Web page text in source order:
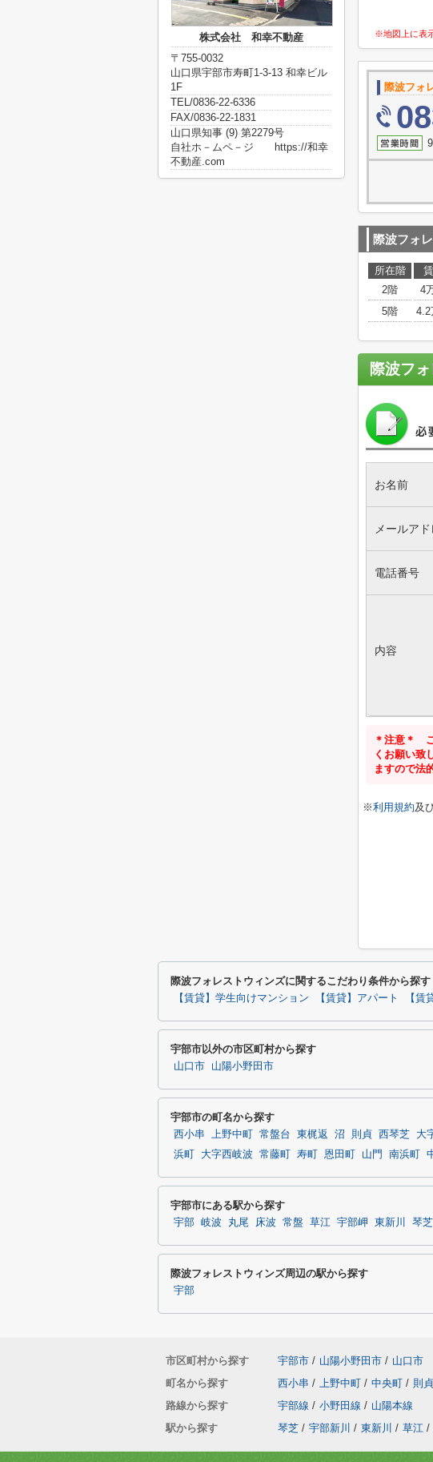
※地図上に表
際波フォ
際波フォ
所在階
2階
4
5階
4.2
際波フ
お名前
メールアド
電話番号
内容
＊注意＊
くお願い致
ますので法
※利用規約及
株式会社 和幸不動産
〒755-0032
山口県宇部市寿町1-3-13 和幸ビル
1F
TEL/0836-22-6336
FAX/0836-22-1831
山口県知事 (9) 第2279号
自社ホ－ムペ－ジ https://和幸
不動産.com
際波フォレストウィンズに関するこだわり条件から探す
【賃貸】学生向けマンション 【賃貸】アパート 【賃
宇部市以外の市区町村から探す
山口市 山陽小野田市
宇部市の町名から探す
西小串 上野中町 常盤台 東梶返 沼 則貞 西琴芝 大
浜町
大字西岐波 常藤町 寿町 恩田町 山門 南浜町
宇部市にある駅から探す
宇部 岐波 丸尾 床波 常盤 草江 宇部岬 東新川 琴芝
際波フォレストウィンズ周辺の駅から探す
宇部
市区町村から探す 宇部市 / 山陽小野田市 / 山口市
町名から探す
西小串 / 上野中町 / 中央町 / 則貞
路線から探す
宇部線 / 小野田線 / 山陽本線
駅から探す
琴芝 / 宇部新川 / 東新川 / 草江 /